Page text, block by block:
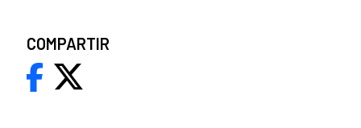
COMPARTIR